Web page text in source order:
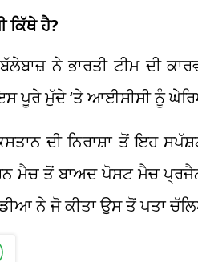
ਕਿੱਥੇ ਹੈ?
ਨੇ ਭਾਰਤੀ ਟੀਮ ਦੀ
ਪੂਰੇ ਮੁੱਦੇ ‘ਤੇ ਆਈਸੀਸੀ ਨੂੰ
ਦੀ ਨਿਰਾਸ਼ਾ ਤੋਂ ਇਹ
ਮੈਚ ਤੋਂ ਬਾਅਦ ਪੋਸਟ ਮੈਚ
ਨੇ ਜੋ ਕੀਤਾ ਉਸ ਤੋਂ ਪਤਾ